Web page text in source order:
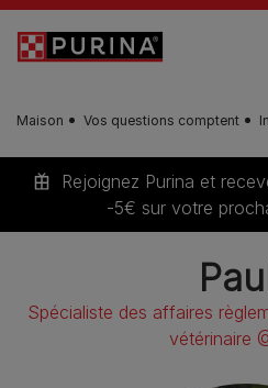
Skip to main content
Maison Vos questions comptent
Rejoignez Purina et
-5€ sur votre
Spécialiste des affaires
vétérinaire